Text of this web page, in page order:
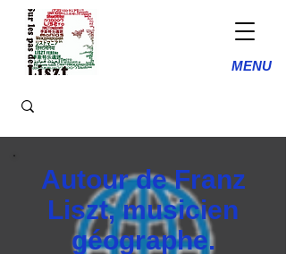
MENU
Autour de Franz
Liszt, musicien
géographe.